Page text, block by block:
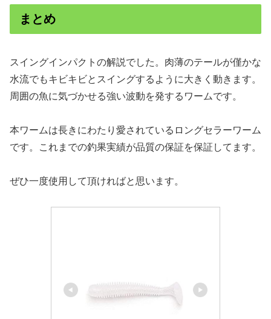
まとめ
スイングインパクトの解説でした。肉薄のテールが僅かな
水流でもキビキビとスイングするように大きく動きます。
周囲の魚に気づかせる強い波動を発するワームです。
本ワームは長きにわたり愛されているロングセラーワーム
です。これまでの釣果実績が品質の保証を保証してます。
ぜひ一度使用して頂ければと思います。